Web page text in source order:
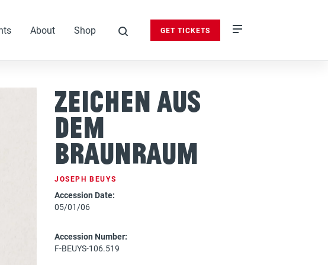
About
Shop
GET TICKETS
Zeichen aus
dem
Braunraum
JOSEPH BEUYS
Accession Date:
05/01/06
Accession Number:
F-BEUYS-106.519